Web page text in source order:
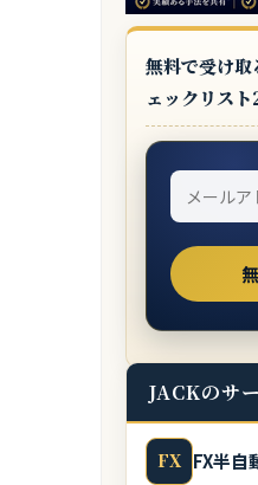
無料で受け
ェックリス
JACKのサ
FX FX半自